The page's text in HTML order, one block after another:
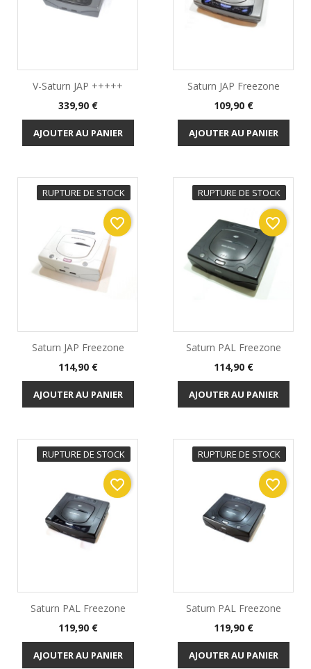
V-Saturn JAP +++++
Prix
339,90 €
AJOUTER AU PANIER
Saturn JAP Freezone
Prix
109,90 €
AJOUTER AU PANIER
RUPTURE DE STOCK
Saturn JAP Freezone
Prix
114,90 €
AJOUTER AU PANIER
favorite_border
RUPTURE DE STOCK
Saturn PAL Freezone
Prix
114,90 €
AJOUTER AU PANIER
favorite_border
RUPTURE DE STOCK
Saturn PAL Freezone
Prix
119,90 €
AJOUTER AU PANIER
favorite_border
RUPTURE DE STOCK
Saturn PAL Freezone
Prix
119,90 €
AJOUTER AU PANIER
favorite_border